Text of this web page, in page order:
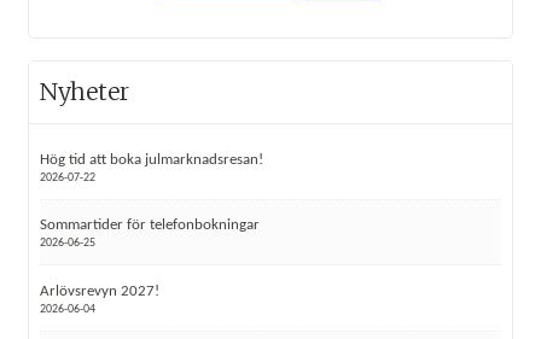
Nyheter
Hög tid att boka julmarknadsresan!
2026-07-22
Sommartider för telefonbokningar
2026-06-25
Arlövsrevyn 2027!
2026-06-04